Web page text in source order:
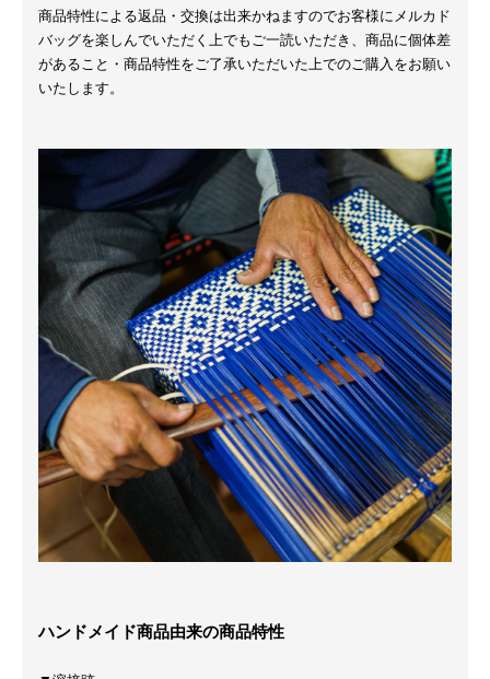
商品特性による返品・交換は出来かねますのでお客様にメルカド
バッグを楽しんでいただく上でもご一読いただき、商品に個体差
があること・商品特性をご了承いただいた上でのご購入をお願い
いたします。
ハンドメイド商品由来の商品特性